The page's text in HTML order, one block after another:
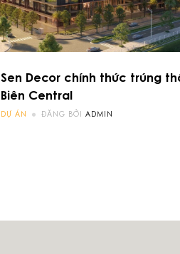
Sen Decor chính thức trúng
Biên Central
DỰ ÁN ĐĂNG BỞI ADMIN